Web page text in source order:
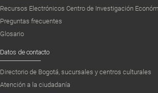
Recursos Electrónicos Centro de Investigación
Preguntas frecuentes
Glosario
Datos de contacto
Directorio de Bogotá, sucursales y centros culturales
Atención a la ciudadanía